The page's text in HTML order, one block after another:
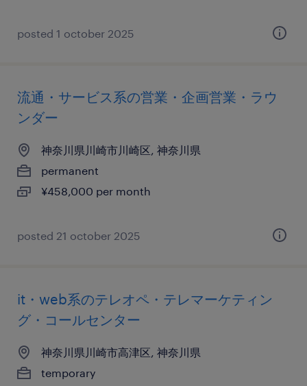
posted 1 october 2025
流通・サービス系の営業・企画営業・ラウ
ンダー
神奈川県川崎市川崎区, 神奈川県
permanent
¥458,000 per month
posted 21 october 2025
it・web系のテレオペ・テレマーケティン
グ・コールセンター
神奈川県川崎市高津区, 神奈川県
temporary